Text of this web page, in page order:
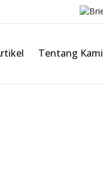
Tentang Kami